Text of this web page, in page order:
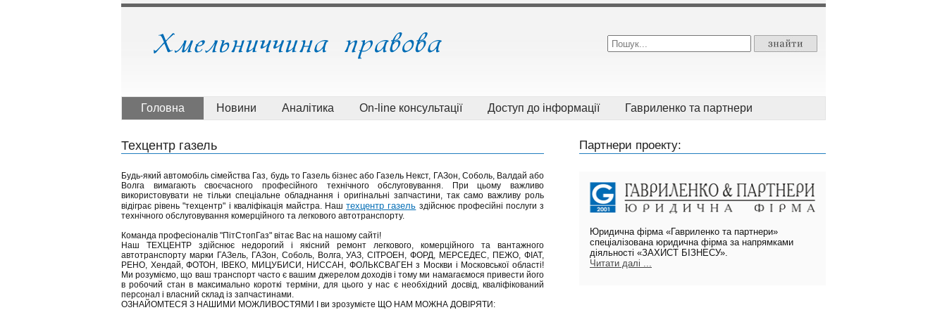
Головна Новини Аналітика On-line консультації Доступ до інформації Гавриленко та партнери
Техцентр газель
Будь-який автомобіль сімейства Газ, будь то Газель бізнес або Газель Некст, ГАЗон, Соболь, Валдай або
Волга вимагають своєчасного професійного технічного обслуговування. При цьому важливо
використовувати не тільки спеціальне обладнання і оригінальні запчастини, так само важливу роль
відіграє рівень "техцентр" і кваліфікація майстра. Наштехцентр газель здійснює професійні послуги з
технічного обслуговування комерційного та легкового автотранспорту.
Команда професіоналів "ПітСтопГаз" вітає Вас на нашому сайті!
Наш ТЕХЦЕНТР здійснює недорогий і якісний ремонт легкового, комерційного та вантажного
автотранспорту марки ГАЗель, ГАЗон, Соболь, Волга, УАЗ, СІТРОЕН, ФОРД, МЕРСЕДЕС, ПЕЖО, ФІАТ,
РЕНО, Хендай, ФОТОН, ІВЕКО, МИЦУБИСИ, НИССАН, ФОЛЬКСВАГЕН з Москви і Московської області!
Ми розуміємо, що ваш транспорт часто є вашим джерелом доходів і тому ми намагаємося привести його
в робочий стан в максимально короткі терміни, для цього у нас є необхідний досвід, кваліфікований
персонал і власний склад із запчастинами.
ОЗНАЙОМТЕСЯ З НАШИМИ МОЖЛИВОСТЯМИ І ви зрозумієте ЩО НАМ МОЖНА ДОВІРЯТИ:
Партнери проекту:
Юридична фірма «Гавриленко та партнери»
спеціалізована юридична фірма за напрямками
діяльності «ЗАХИСТ БІЗНЕСУ».
Читати далі ...